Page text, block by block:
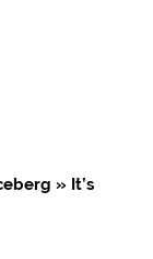
» It’s